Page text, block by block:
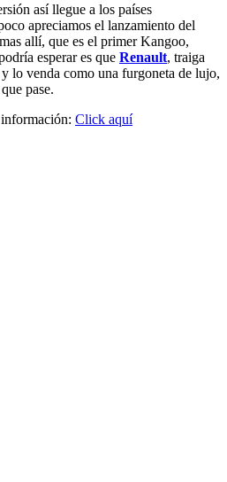
así llegue a los países
apreciamos el lanzamiento del
allí, que es el primer Kangoo,
esperar es que Renault, traiga
lo venda como una furgoneta de lujo,
pase.
información: Click aquí